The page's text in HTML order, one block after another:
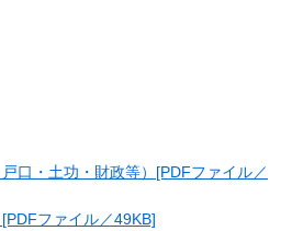
口・土功・財政等）[PDFファイル／
ファイル／49KB]